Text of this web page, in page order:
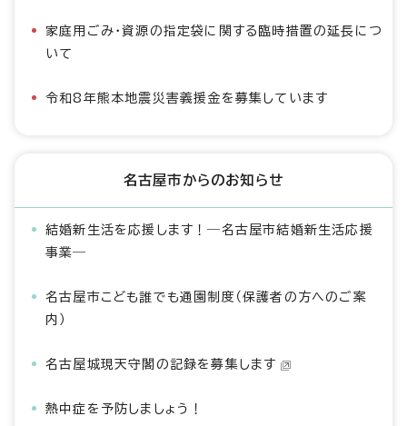
家庭用ごみ・資源の指定袋に関する臨時措置の延長につ
いて
令和8年熊本地震災害義援金を募集しています
名古屋市からのお知らせ
結婚新生活を応援します！―名古屋市結婚新生活応援
事業―
名古屋市こども誰でも通園制度（保護者の方へのご案
内）
名古屋城現天守閣の記録を募集します
熱中症を予防しましょう！